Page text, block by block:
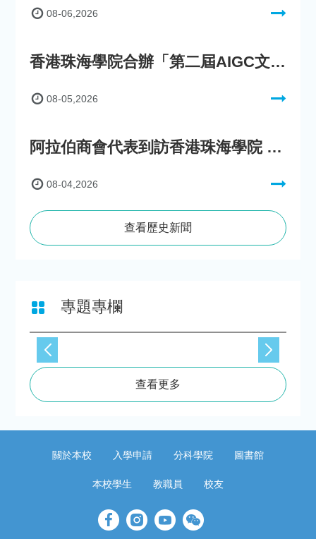
08-06,2026
香港珠海學院合辦「第二屆AIGC文化數字內容創作比賽」
08-05,2026
阿拉伯商會代表到訪香港珠海學院 參與「一帶一路」政策圓桌會議
08-04,2026
查看歷史新聞
專題專欄
查看更多
關於本校 入學申請 分科學院 圖書館
本校學生 教職員 校友